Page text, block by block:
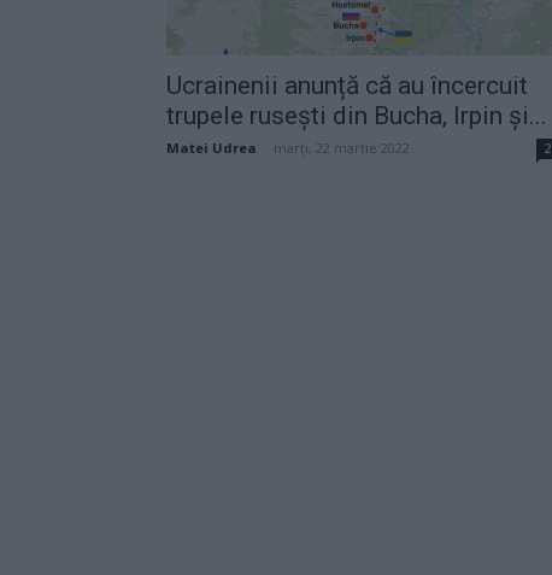
Ucrainenii anunță că au încercuit
trupele rusești din Bucha, Irpin și...
Matei Udrea marți, 22 martie 2022 2